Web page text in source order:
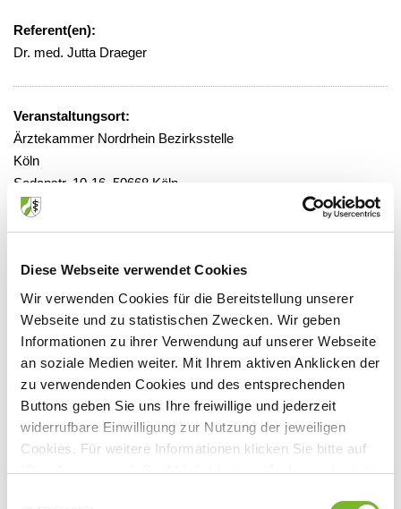
Diese Webseite verwendet Cookies
Wir verwenden Cookies für die Bereitstellung unserer
Webseite und zu statistischen Zwecken. Wir geben
Informationen zu ihrer Verwendung auf unserer Webseite
an soziale Medien weiter. Mit Ihrem aktiven Anklicken der
zu verwendenden Cookies und des entsprechenden
Buttons geben Sie uns Ihre freiwillige und jederzeit
widerrufbare Einwilligung zur Nutzung der jeweiligen
Cookies. Für weitere Informationen klicken Sie bitte auf
"Details anzeigen". Die Möglichkeit zur Änderung besteht
Referent(en):
Dr. med. Jutta Draeger
Veranstaltungsort:
Ärztekammer Nordrhein Bezirksstelle
Köln
Sedanstr. 10-16, 50668 Köln
Anbieter:
Berufsverband homöopathischer Ärzte Nordrhein-
Ansprechpartner:
Honschaftsstr. 296
51061 Köln
02191/2098864